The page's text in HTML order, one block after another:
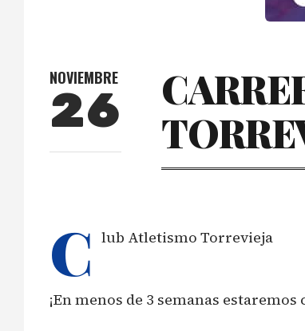
NOVIEMBRE
26
C lub Atletismo Torrevieja
¡En menos de 3 semanas